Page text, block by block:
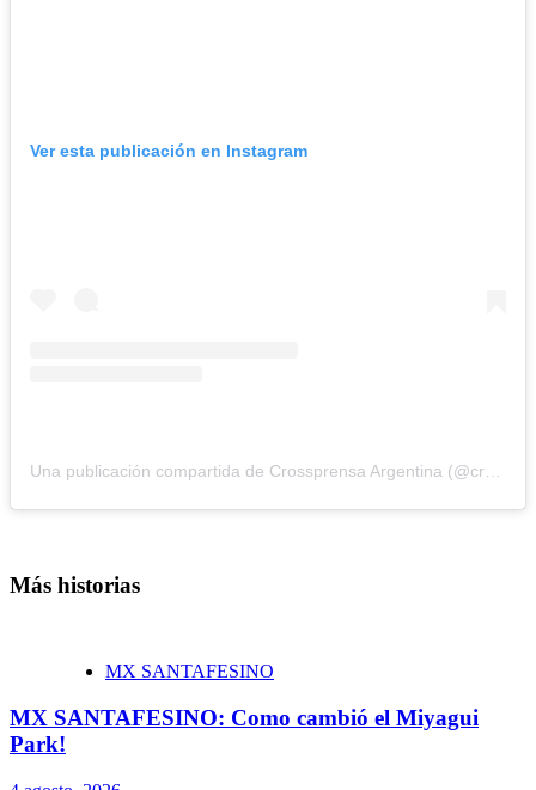
Ver esta publicación en Instagram
Más historias
MX SANTAFESINO
MX SANTAFESINO: Como cambió el Miyagui
Park!